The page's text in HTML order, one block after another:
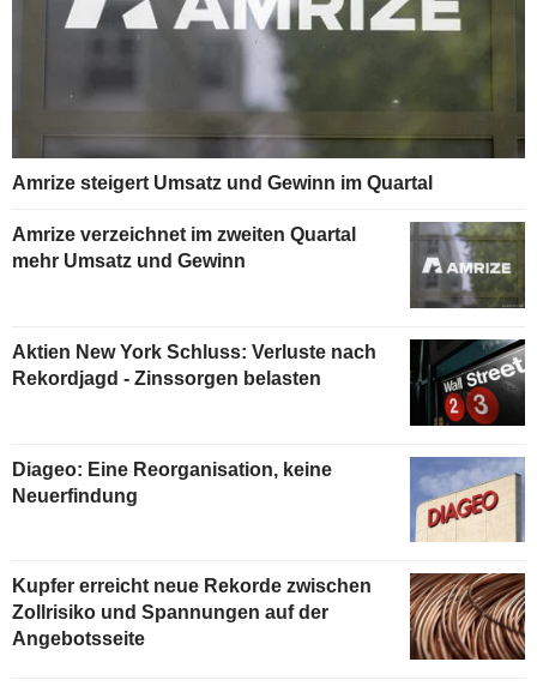
Amrize steigert Umsatz und Gewinn im Quartal
Amrize verzeichnet im zweiten Quartal
mehr Umsatz und Gewinn
Aktien New York Schluss: Verluste nach
Rekordjagd - Zinssorgen belasten
Diageo: Eine Reorganisation, keine
Neuerfindung
Kupfer erreicht neue Rekorde zwischen
Zollrisiko und Spannungen auf der
Angebotsseite